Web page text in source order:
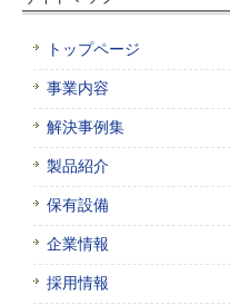
トップページ
事業内容
解決事例集
製品紹介
保有設備
企業情報
採用情報